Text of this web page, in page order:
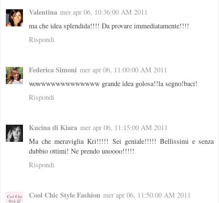
Valentina mer apr 06, 10:36:00 AM 2011
ma che idea splendida!!!! Da provare immediatamente!!!!
Rispondi
Federica Simoni mer apr 06, 11:00:00 AM 2011
wowwwwwwwwwwwww grande idea golosa!!la segno!baci!
Rispondi
Kucina di Kiara mer apr 06, 11:15:00 AM 2011
Ma che meraviglia Kri!!!!! Sei geniale!!!!! Bellissimi e senza
dubbio ottimi! Ne prendo unoooo!!!!!
Rispondi
Cool Chic Style Fashion mer apr 06, 11:50:00 AM 2011